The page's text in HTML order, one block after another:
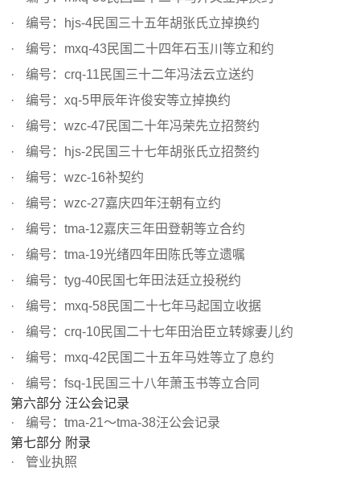
编号：hjs-4民国三十五年胡张氏立掉换约
编号：mxq-43民国二十四年石玉川等立和约
编号：crq-11民国三十二年冯法云立送约
编号：xq-5甲辰年许俊安等立掉换约
编号：wzc-47民国二十年冯荣先立招赘约
编号：hjs-2民国三十七年胡张氏立招赘约
编号：wzc-16补契约
编号：wzc-27嘉庆四年汪朝有立约
编号：tma-12嘉庆三年田登朝等立合约
编号：tma-19光绪四年田陈氏等立遗嘱
编号：tyg-40民国七年田法廷立投税约
编号：mxq-58民国二十七年马起国立收据
编号：crq-10民国二十七年田治臣立转嫁妻儿约
编号：mxq-42民国二十五年马姓等立了息约
编号：fsq-1民国三十八年萧玉书等立合同
第六部分 汪公会记录
编号：tma-21～tma-38汪公会记录
第七部分 附录
管业执照